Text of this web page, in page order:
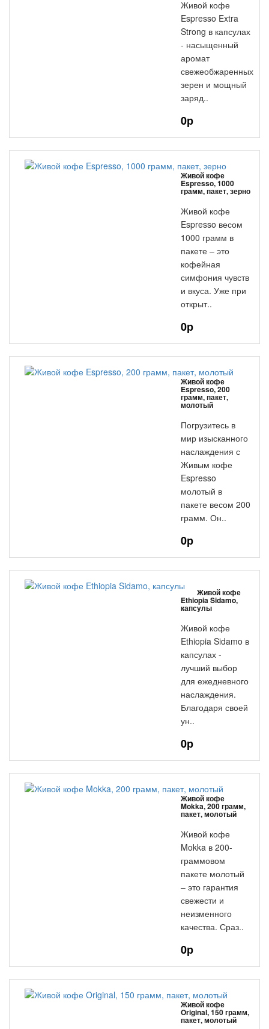
Живой кофе
Espresso Extra
Strong в капсулах
- насыщенный
аромат
свежеобжаренных
зерен и мощный
заряд..
0р
Живой кофе
Espresso, 1000
грамм, пакет, зерно
Живой кофе
Espresso весом
1000 грамм в
пакете – это
кофейная
симфония чувств
и вкуса. Уже при
открыт..
0р
Живой кофе
Espresso, 200
грамм, пакет,
молотый
Погрузитесь в
мир изысканного
наслаждения с
Живым кофе
Espresso
молотый в
пакете весом 200
грамм. Он..
0р
Живой кофе
Ethiopia Sidamo,
капсулы
Живой кофе
Ethiopia Sidamo в
капсулах -
лучший выбор
для ежедневного
наслаждения.
Благодаря своей
ун..
0р
Живой кофе
Mokka, 200 грамм,
пакет, молотый
Живой кофе
Mokka в 200-
граммовом
пакете молотый
– это гарантия
свежести и
неизменного
качества. Сраз..
0р
Живой кофе
Original, 150 грамм,
пакет, молотый